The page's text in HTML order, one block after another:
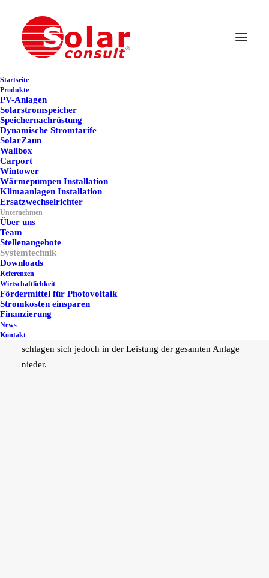
Startseite
Produkte
PV-Anlagen
Solarstromspeicher
Speichernachrüstung
Dynamische Stromtarife
SolarZaun
Wallbox
Carport
Wintower
Wärmepumpen Installation
Klimaanlagen Installation
Ersatzwechselrichter
Unternehmen
Über uns
Team
Stellenangebote
Systemtechnik
Downloads
Referenzen
Wirtschaftlichkeit
Fördermittel für Photovoltaik
Stromkosten einsparen
Finanzierung
News
Kontakt
Systemtechnik
Jedes Dach kann für
Photovoltaik genutzt
werden
Dachgauben, Schornsteine, benachbarte Gebäudeteile,
Bäume oder sonstige Hindernisse – nicht immer lässt sich
vermeiden, dass sie ihre Schatten auf Solaranlagen werfen.
Bei herkömmlichen Solaranlagen wirkt sich eine
verschattete Solarzelle wie ein Knick in einem
Gartenschlauch aus. Sie blockiert den Stromfluss der
ganzen Modulreihe, wird dadurch stark belastet und führt
zu teilweise drastischen Einbußen beim Stromertrag.
Betroffen von der Ursache sind meist nur einzelne oder
wenige Module der PV-Anlage – die Auswirkungen
schlagen sich jedoch in der Leistung der gesamten Anlage
nieder.